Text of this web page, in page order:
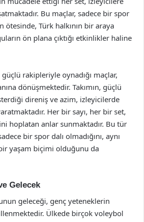
Bu maçlar, sadece bir spor
ötesinde, Türk halkının bir araya
ön plana çıktığı etkinlikler haline
rakipleriyle oynadığı maçlar,
dönüşmektedir. Takımın, güçlü
direniş ve azim, izleyicilerde
Her bir sayı, her bir set,
hoplatan anlar sunmaktadır. Bu tür
bir spor dalı olmadığını, aynı
yaşam biçimi olduğunu da
Gelecek
geleceği, genç yeteneklerin
Ülkede birçok voleybol